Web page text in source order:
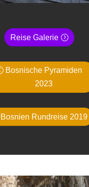
Reise Galerie
Bosnische Pyramiden
2023
Bosnien Rundreise 2019